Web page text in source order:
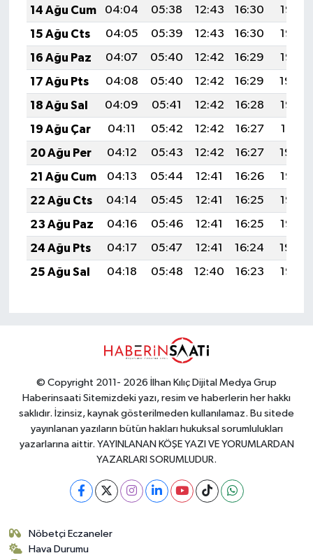
14 Ağu Cum
04:04 05:38 12:43 16:30
19:38
15 Ağu Cts
04:05 05:39 12:43 16:30
19:37
16 Ağu Paz
04:07 05:40 12:42 16:29
19:35
17 Ağu Pts
04:08 05:40 12:42 16:29
19:34
18 Ağu Sal
04:09 05:41 12:42 16:28
19:33
19 Ağu Çar
04:11 05:42 12:42 16:27
19:31
20 Ağu Per
04:12 05:43 12:42 16:27
19:30
21 Ağu Cum
04:13 05:44 12:41 16:26
19:28
22 Ağu Cts
04:14 05:45 12:41 16:25
19:27
23 Ağu Paz
04:16 05:46 12:41 16:25
19:26
24 Ağu Pts
04:17 05:47 12:41 16:24
19:24
25 Ağu Sal
04:18 05:48 12:40 16:23 19:23
© Copyright 2011- 2026 İlhan Kılıç Dijital Medya Grup
Haberinsaati Sitemizdeki yazı, resim ve haberlerin her hakkı
saklıdır. İzinsiz, kaynak gösterilmeden kullanılamaz. Bu sitede
yayınlanan yazıların bütün hakları hukuksal sorumlulukları
yazarlarına aittir. YAYINLANAN KÖŞE YAZI VE YORUMLARDAN
YAZARLARI SORUMLUDUR.
Nöbetçi Eczaneler
Hava Durumu